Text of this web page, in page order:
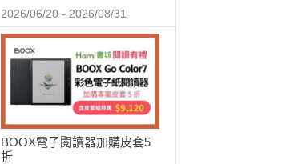
2026/06/20 - 2026/08/31
BOOX電子閱讀器加購皮套5
折